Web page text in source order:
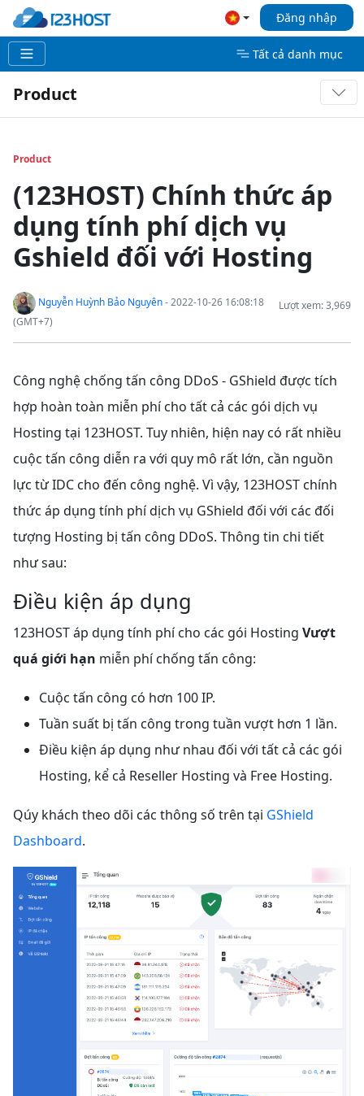
Đăng nhập
Tất cả danh mục
Product
Product
(123HOST) Chính thức áp
dụng tính phí dịch vụ
Gshield đối với Hosting
Lượt xem: 3,969
Nguyễn Huỳnh Bảo Nguyên- 2022-10-26 16:08:18
(GMT+7)
Công nghệ chống tấn công DDoS - GShield được tích
hợp hoàn toàn miễn phí cho tất cả các gói dịch vụ
Hosting tại 123HOST. Tuy nhiên, hiện nay có rất nhiều
cuộc tấn công diễn ra với quy mô rất lớn, cần nguồn
lực từ IDC cho đến công nghệ. Vì vậy, 123HOST chính
thức áp dụng tính phí dịch vụ GShield đối với các đối
tượng Hosting bị tấn công DDoS. Thông tin chi tiết
như sau:
Điều kiện áp dụng
123HOST áp dụng tính phí cho các gói Hosting Vượt
quá giới hạn miễn phí chống tấn công:
Cuộc tấn công có hơn 100 IP.
Tuần suất bị tấn công trong tuần vượt hơn 1 lần.
Điều kiện áp dụng như nhau đối với tất cả các gói
Hosting, kể cả Reseller Hosting và Free Hosting.
Qúy khách theo dõi các thông số trên tại GShield
Dashboard.